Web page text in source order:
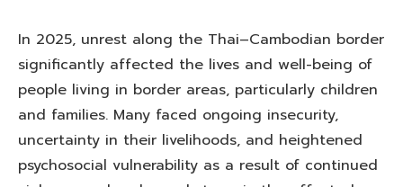
In 2025, unrest along the Thai–Cambodian border
significantly affected the lives and well-being of
people living in border areas, particularly children
and families. Many faced ongoing insecurity,
uncertainty in their livelihoods, and heightened
psychosocial vulnerability as a result of continued